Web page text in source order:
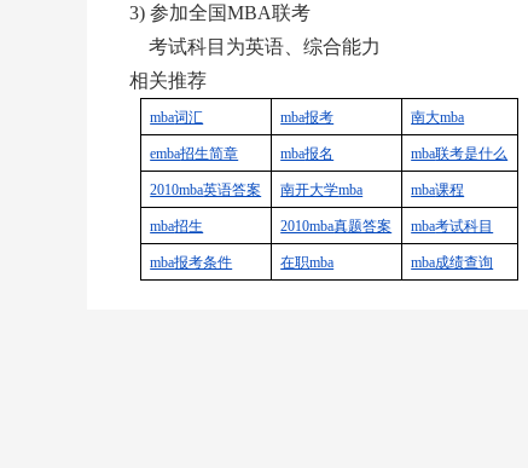
3) 参加全国MBA联考
考试科目为英语、综合能力
相关推荐
mba词汇 mba报考 南大mba
emba招生简章 mba报名 mba联考是什么
2010mba英语答案 南开大学mba mba课程
mba招生 2010mba真题答案 mba考试科目
mba报考条件 在职mba mba成绩查询